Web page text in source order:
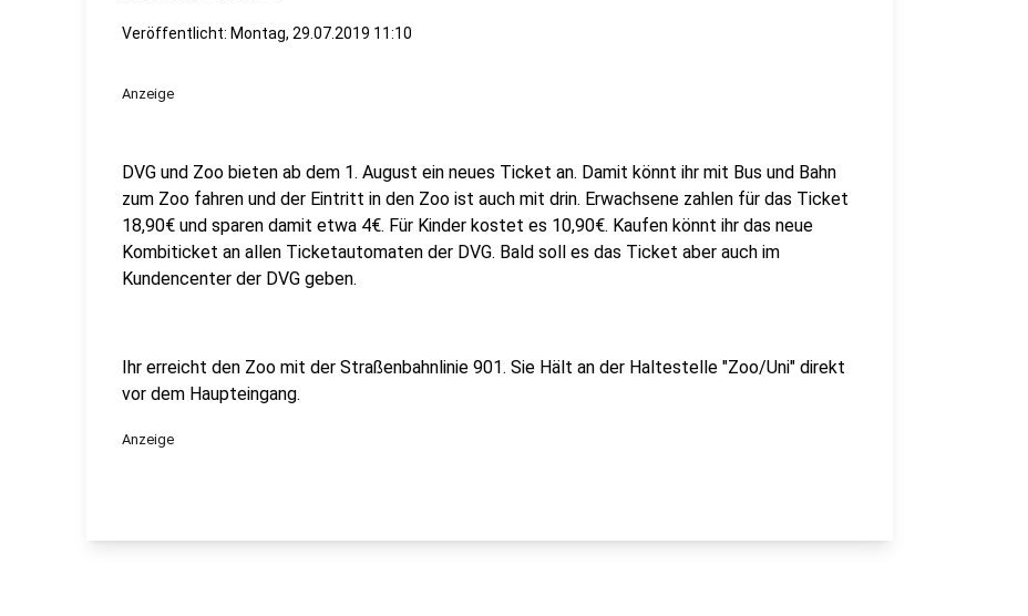
Veröffentlicht: Montag, 29.07.2019 11:10
Anzeige
DVG und Zoo bieten ab dem 1. August ein neues Ticket an. Damit könnt ihr mit Bus und Bahn
zum Zoo fahren und der Eintritt in den Zoo ist auch mit drin. Erwachsene zahlen für das Ticket
18,90€ und sparen damit etwa 4€. Für Kinder kostet es 10,90€. Kaufen könnt ihr das neue
Kombiticket an allen Ticketautomaten der DVG. Bald soll es das Ticket aber auch im
Kundencenter der DVG geben.
Ihr erreicht den Zoo mit der Straßenbahnlinie 901. Sie Hält an der Haltestelle "Zoo/Uni" direkt
vor dem Haupteingang.
Anzeige